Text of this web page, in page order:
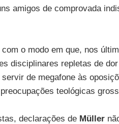
amigos de comprovada
o modo em que, nos
disciplinares repletas de
de megafone às
teológicas
declarações de Müller